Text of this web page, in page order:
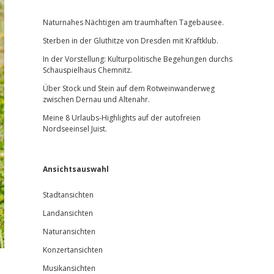
Naturnahes Nächtigen am traumhaften Tagebausee.
Sterben in der Gluthitze von Dresden mit Kraftklub.
In der Vorstellung: Kulturpolitische Begehungen durchs
Schauspielhaus Chemnitz.
Über Stock und Stein auf dem Rotweinwanderweg
zwischen Dernau und Altenahr.
Meine 8 Urlaubs-Highlights auf der autofreien
Nordseeinsel Juist.
Ansichtsauswahl
Stadtansichten
Landansichten
Naturansichten
Konzertansichten
Musikansichten